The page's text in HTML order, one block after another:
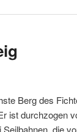
Berg des
ist durchzogen
die